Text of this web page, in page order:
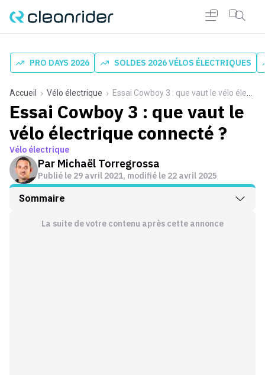
PRO DAYS 2026 SOLDES 2026 VÉLOS ÉLECTRIQUES
Accueil Vélo électrique Essai Cowboy 3 : que vaut le vélo électrique connecté ?
Essai Cowboy 3 : que vaut le
vélo électrique connecté ?
Vélo électrique
Par Michaël Torregrossa
Publié le 29 avril 2021, modifié le 22 avril 2025
Sommaire
La suite de votre contenu après cette annonce